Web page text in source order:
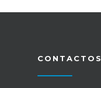
CONTACTOS